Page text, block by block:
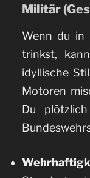
Militär
Wenn du in
trinkst,
idyllische
Motoren
Du